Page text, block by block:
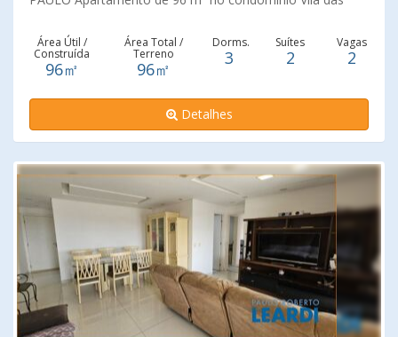
para dois ambientes, cozinha, área de serviço, banheiro
social e 02 vagas de garagem. Bairro tranquilo, seguro e
em localização privilegiada próximo a escolas, padarias,
mercados, shoppings, transporte público e principais.
Área Útil /
Construída
96㎡
Área Total /
Terreno
96㎡
Dorms.
3
Suítes
2
Vagas
2
Detalhes